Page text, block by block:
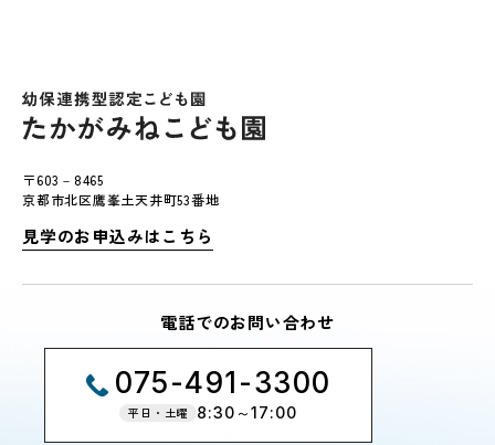
〒603－8465
京都市北区鷹峯土天井町53番地
見学のお申込みはこちら
電話でのお問い合わせ
075-491-3300
平日・土曜 8:30～17:00